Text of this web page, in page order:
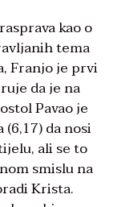
kao o
tema
Franjo je prvi
da je na
Pavao je
(6,17) da nosi
ali se to
smislu na
Krista.